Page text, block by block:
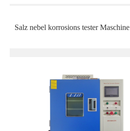
Salz nebel korrosions tester Maschine